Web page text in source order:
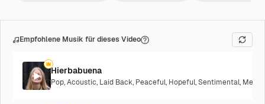
Empfohlene Musik für dieses Video
Hierbabuena
Pop,Acoustic, Laid Back, Peaceful, Hopeful,Sentimental,